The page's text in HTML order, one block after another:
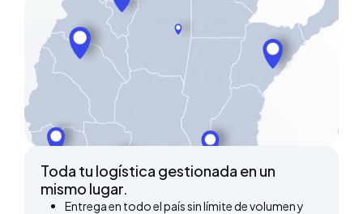
Toda tu logística gestionada en un
mismo lugar.
Entrega en todo el país sin límite de volumen y